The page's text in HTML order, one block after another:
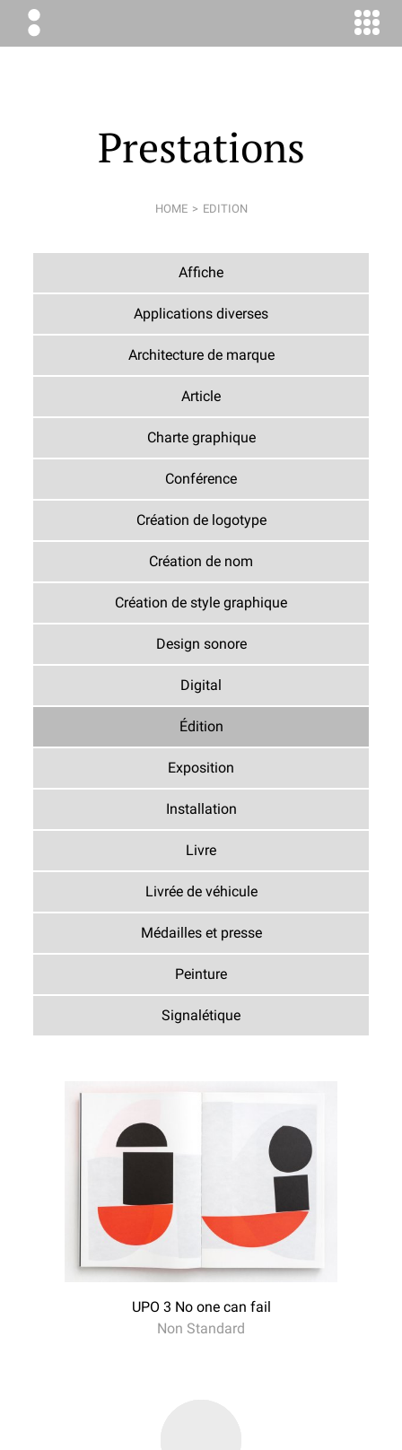
ÉLODIE
BOYER
Prestations
HOME EDITION
Affiche
Applications diverses
Architecture de marque
Article
Charte graphique
Conférence
Création de logotype
Création de nom
Création de style graphique
Design sonore
Digital
Édition
Exposition
Installation
Livre
Livrée de véhicule
Médailles et presse
Peinture
Signalétique
UPO 3 No one can fail
Non Standard